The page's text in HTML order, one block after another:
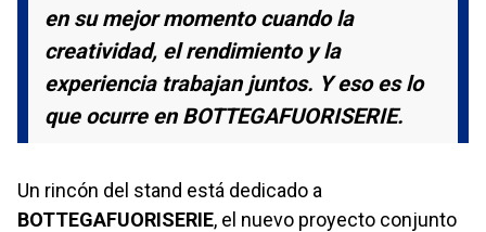
en su mejor momento cuando la
creatividad, el rendimiento y la
experiencia trabajan juntos. Y eso es lo
que ocurre en BOTTEGAFUORISERIE.
Un rincón del stand está dedicado a
BOTTEGAFUORISERIE, el nuevo proyecto conjunto